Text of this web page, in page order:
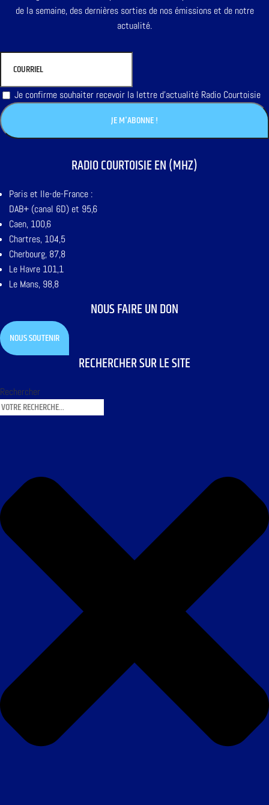
de la semaine, des dernières sorties de nos émissions et de notre
actualité.
Je confirme souhaiter recevoir la lettre d'actualité Radio Courtoisie
RADIO COURTOISIE EN (MHZ)
Paris et Ile-de-France :
DAB+ (canal 6D) et 95,6
Caen, 100,6
Chartres, 104,5
Cherbourg, 87,8
Le Havre 101,1
Le Mans, 98,8
NOUS FAIRE UN DON
NOUS SOUTENIR
RECHERCHER SUR LE SITE
Rechercher